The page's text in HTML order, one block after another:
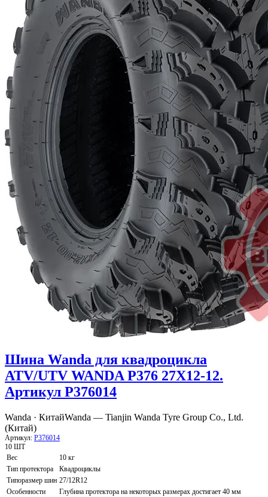
Шина Wanda для квадроцикла
ATV/UTV WANDA P376 27X12-12.
Артикул P376014
Wanda · КитайWanda — Tianjin Wanda Tyre Group Co., Ltd.
(Китай)
Артикул: P376014
10 ШТ
Вес
10 кг
Тип протектора
Квадроциклы
Типоразмер шин 27/12R12
Особенности
Глубина протектора на некоторых размерах достигает 40 мм